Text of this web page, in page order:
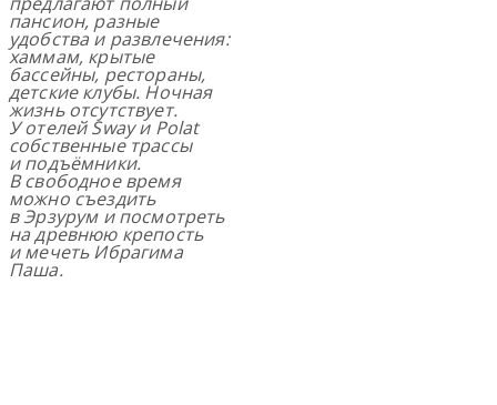
пансион, разные
удобства и развлечения:
хаммам, крытые
бассейны, рестораны,
детские клубы. Ночная
жизнь отсутствует.
У отелей Sway и Polat
собственные трассы
и подъёмники.
В свободное время
можно съездить
в Эрзурум и посмотреть
на древнюю крепость
и мечеть Ибрагима
Паша.